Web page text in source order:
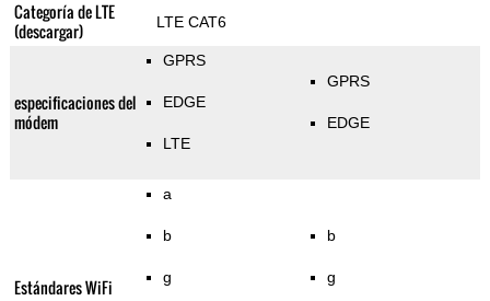
Categoría de LTE
(descargar)
LTE CAT6
especificaciones del
módem
GPRS
EDGE
LTE
GPRS
EDGE
Estándares WiFi
a
b
g
b
g